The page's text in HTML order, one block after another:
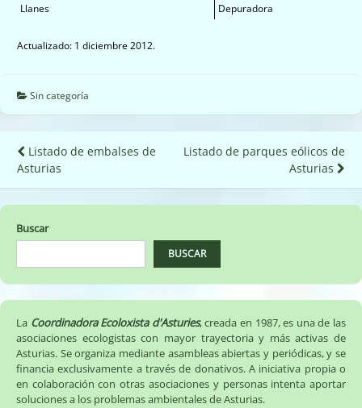
Llanes
Depuradora
Actualizado: 1 diciembre 2012.
Sin categoría
Navegación
de
entradas
Listado de embalses de
Asturias
Listado de parques eólicos de
Asturias
Buscar
BUSCAR
La Coordinadora Ecoloxista d'Asturies, creada en 1987, es una de las
asociaciones ecologistas con mayor trayectoria y más activas de
Asturias. Se organiza mediante asambleas abiertas y periódicas, y se
financia exclusivamente a través de donativos. A iniciativa propia o
en colaboración con otras asociaciones y personas intenta aportar
soluciones a los problemas ambientales de Asturias.